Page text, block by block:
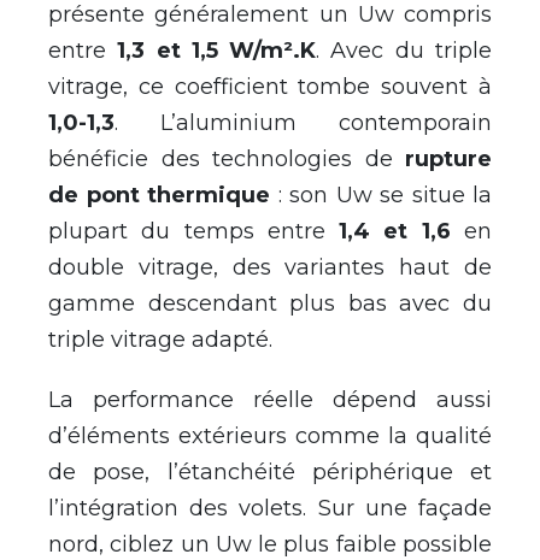
présente généralement un Uw compris
entre1,3 et 1,5 W/m².K. Avec du triple
vitrage, ce coefficient tombe souvent à
1,0-1,3. L’aluminium contemporain
bénéficie des technologies de rupture
de pont thermique : son Uw se situe la
plupart du temps entre1,4 et 1,6 en
double vitrage, des variantes haut de
gamme descendant plus bas avec du
triple vitrage adapté.
La performance réelle dépend aussi
d’éléments extérieurs comme la qualité
de pose, l’étanchéité périphérique et
l’intégration des volets. Sur une façade
nord, ciblez un Uw le plus faible possible